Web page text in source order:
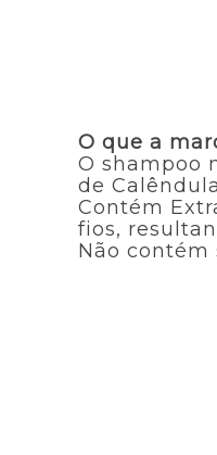
O que a
O shampoo
de
Contém
fios,
Não contém